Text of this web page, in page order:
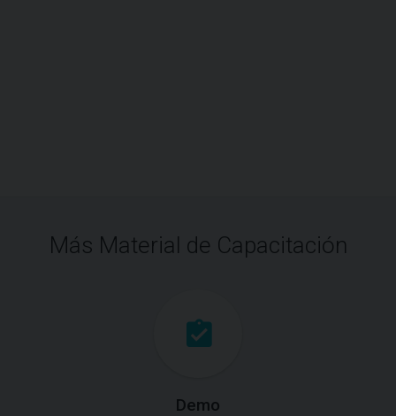
Más Material de Capacitación
Demo